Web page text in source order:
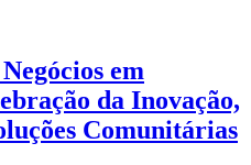
em
da Inovação,
Comunitárias